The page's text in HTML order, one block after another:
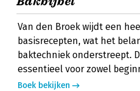
Van den Broek wijdt een
basisrecepten, wat het
baktechniek onderstreept.
essentieel voor zowel
Boek bekijken